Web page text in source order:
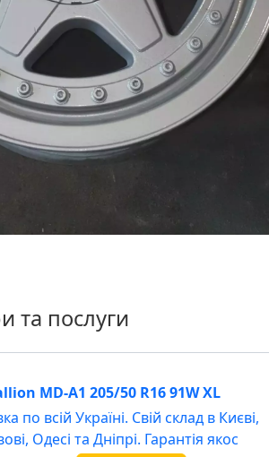
та послуги
MD-A1 205/50 R16 91W XL
по всій Україні. Свій склад в Києві,
Одесі та Дніпрі. Гарантія якос